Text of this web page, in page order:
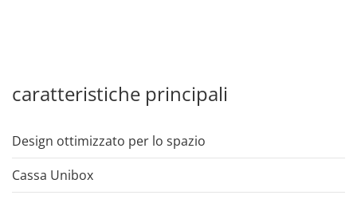
caratteristiche principali
Design ottimizzato per lo spazio
Cassa Unibox